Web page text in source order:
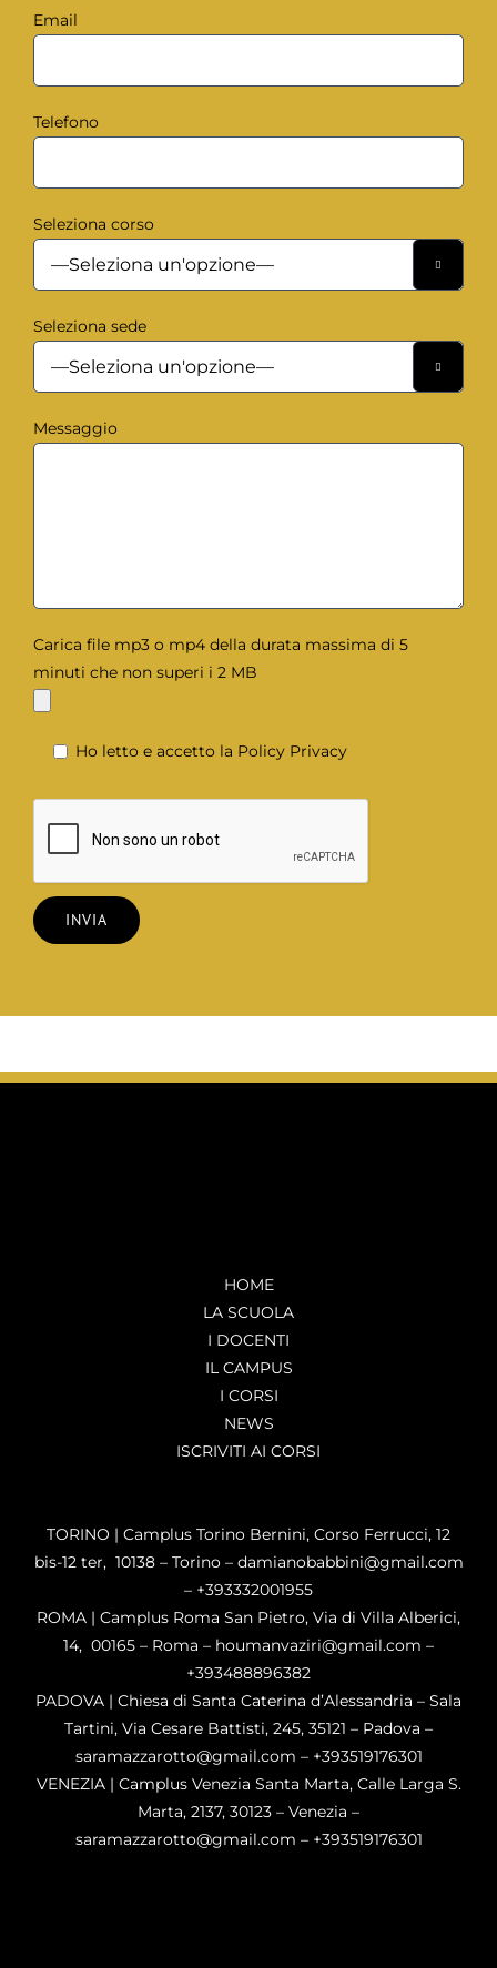
Email
Telefono
Seleziona corso

Seleziona sede

Messaggio
Carica file mp3 o mp4 della durata massima di 5
minuti che non superi i 2 MB
Ho letto e accetto la Policy Privacy
HOME
LA SCUOLA
I DOCENTI
IL CAMPUS
I CORSI
NEWS
ISCRIVITI AI CORSI
TORINO | Camplus Torino Bernini, Corso Ferrucci, 12
bis-12 ter, 10138 – Torino – damianobabbini@gmail.com
– +393332001955
ROMA | Camplus Roma San Pietro, Via di Villa Alberici,
14, 00165 – Roma – houmanvaziri@gmail.com –
+393488896382
PADOVA | Chiesa di Santa Caterina d’Alessandria – Sala
Tartini, Via Cesare Battisti, 245, 35121 – Padova –
saramazzarotto@gmail.com – +393519176301
VENEZIA | Camplus Venezia Santa Marta, Calle Larga S.
Marta, 2137, 30123 – Venezia –
saramazzarotto@gmail.com – +393519176301